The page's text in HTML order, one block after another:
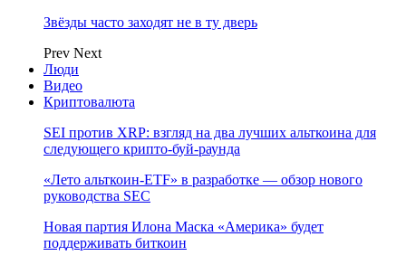
Звёзды часто заходят не в ту дверь
Prev Next
Люди
Видео
Криптовалюта
SEI против XRP: взгляд на два лучших альткоина для
следующего крипто-буй-раунда
«Лето альткоин-ETF» в разработке — обзор нового
руководства SEC
Новая партия Илона Маска «Америка» будет
поддерживать биткоин